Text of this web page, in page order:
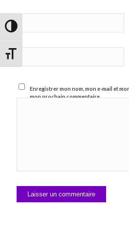
Passer en contraste élevé
Changer la taille de la police
Enregistrer mon nom, mon e-mail et
mon prochain commentaire.